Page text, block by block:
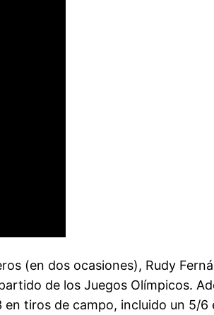
(en dos ocasiones), Rudy
de los Juegos Olímpicos.
tiros de campo, incluido un 5/6